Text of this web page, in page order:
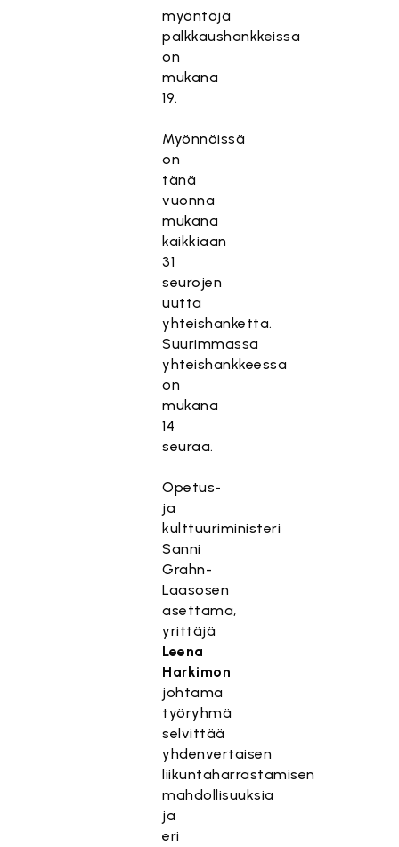
myöntöjä
palkkaushankkeissa
on
mukana
19.
Myönnöissä
on
tänä
vuonna
mukana
kaikkiaan
31
seurojen
uutta
yhteishanketta.
Suurimmassa
yhteishankkeessa
on
mukana
14
seuraa.
Opetus-
ja
kulttuuriministeri
Sanni
Grahn-
Laasosen
asettama,
yrittäjä
Leena
Harkimon
johtama
työryhmä
selvittää
yhdenvertaisen
liikuntaharrastamisen
mahdollisuuksia
ja
eri